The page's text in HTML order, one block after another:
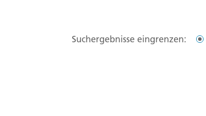
Suchergebnisse eingrenzen: